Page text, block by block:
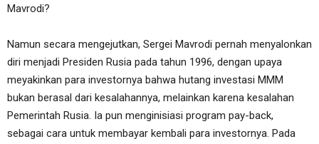
Mavrodi?
Namun secara mengejutkan, Sergei Mavrodi pernah menyalonkan
diri menjadi Presiden Rusia pada tahun 1996, dengan upaya
meyakinkan para investornya bahwa hutang investasi MMM
bukan berasal dari kesalahannya, melainkan karena kesalahan
Pemerintah Rusia. Ia pun menginisiasi program pay-back,
sebagai cara untuk membayar kembali para investornya. Pada